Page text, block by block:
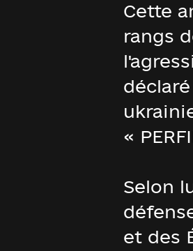
Cette
rangs
«
Selon
et des